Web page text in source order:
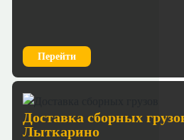
Перейти
Доставка сборных
Лыткарино